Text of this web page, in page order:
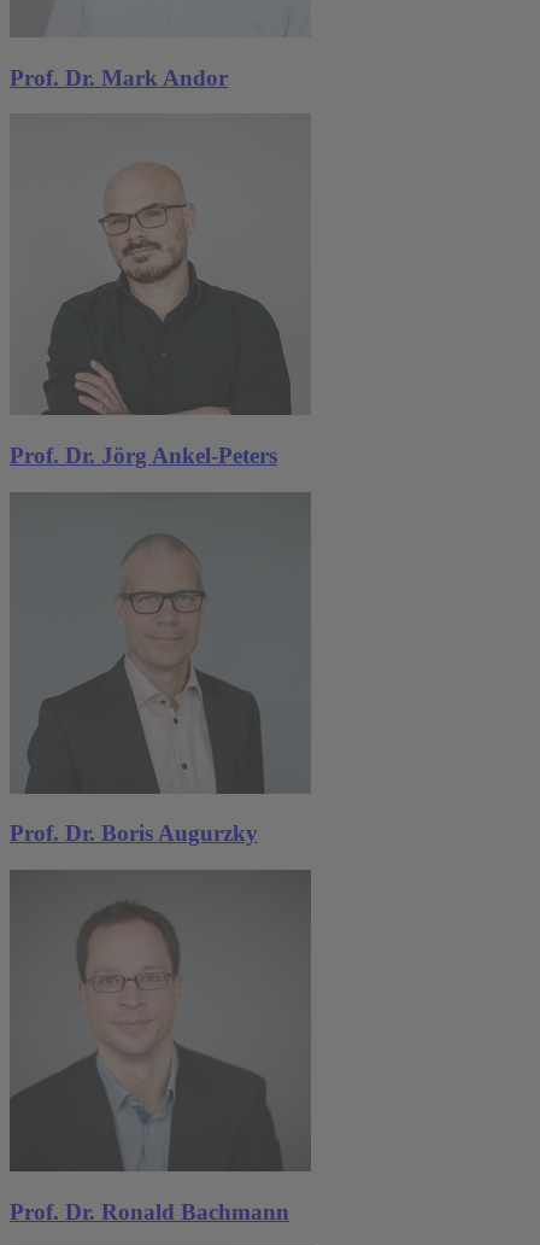
Prof. Dr. Mark Andor
Prof. Dr. Jörg Ankel-Peters
Prof. Dr. Boris Augurzky
Prof. Dr. Ronald Bachmann